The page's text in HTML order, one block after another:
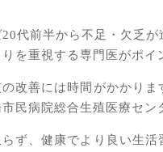
代前半から不足・欠乏
を重視する専門医がポイ
改善には時間がかかり
民病院総合生殖医療セン
ず、健康でより良い生活